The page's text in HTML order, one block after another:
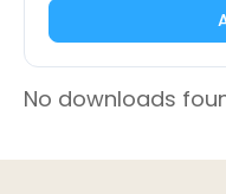
No downloads